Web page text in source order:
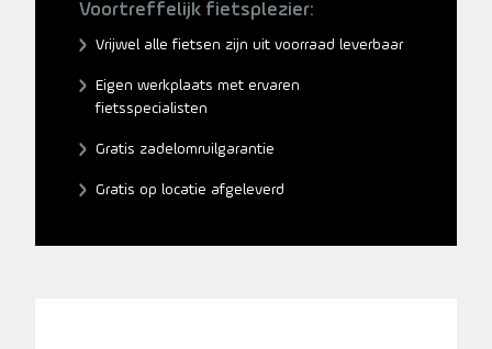
Voortreffelijk fietsplezier:
Vrijwel alle fietsen zijn uit voorraad leverbaar
Eigen werkplaats met ervaren
fietsspecialisten
Gratis zadelomruilgarantie
Gratis op locatie afgeleverd